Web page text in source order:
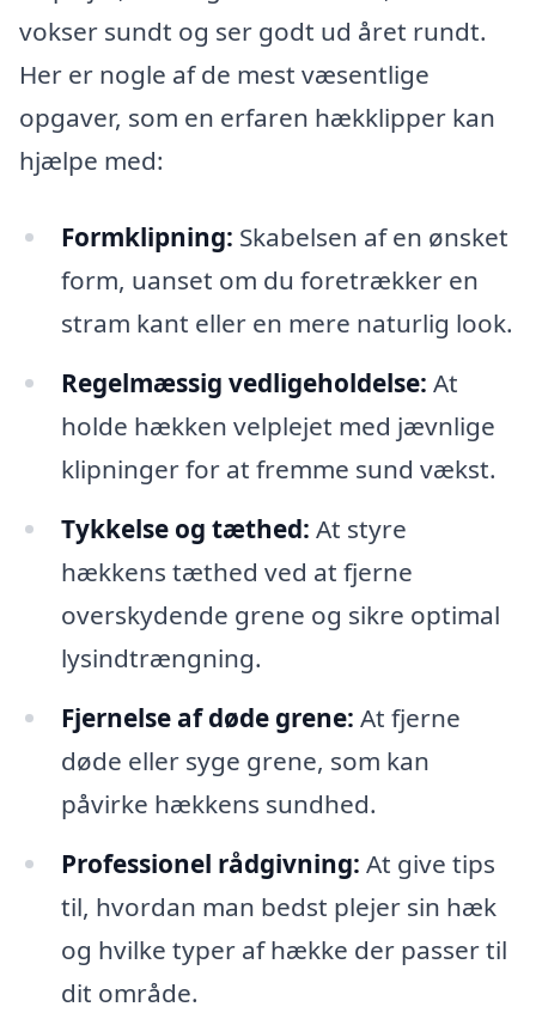
vokser sundt og ser godt ud året rundt.
Her er nogle af de mest væsentlige
opgaver, som en erfaren hækklipper kan
hjælpe med:
Formklipning: Skabelsen af en ønsket
form, uanset om du foretrækker en
stram kant eller en mere naturlig look.
Regelmæssig vedligeholdelse: At
holde hækken velplejet med jævnlige
klipninger for at fremme sund vækst.
Tykkelse og tæthed: At styre
hækkens tæthed ved at fjerne
overskydende grene og sikre optimal
lysindtrængning.
Fjernelse af døde grene: At fjerne
døde eller syge grene, som kan
påvirke hækkens sundhed.
Professionel rådgivning: At give tips
til, hvordan man bedst plejer sin hæk
og hvilke typer af hække der passer til
dit område.